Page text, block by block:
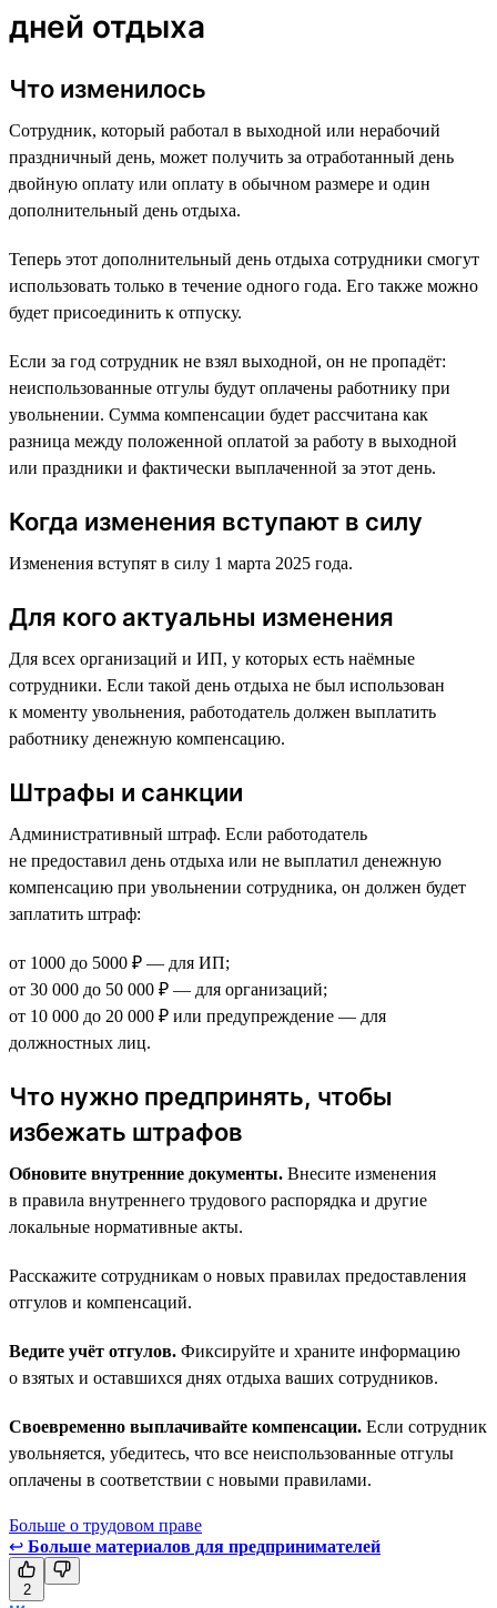
дней отдыха
Что изменилось
Сотрудник, который работал в выходной или нерабочий
праздничный день, может получить за отработанный день
двойную оплату или оплату в обычном размере и один
дополнительный день отдыха.
Теперь этот дополнительный день отдыха сотрудники смогут
использовать только в течение одного года. Его также можно
будет присоединить к отпуску.
Если за год сотрудник не взял выходной, он не пропадёт:
неиспользованные отгулы будут оплачены работнику при
увольнении. Сумма компенсации будет рассчитана как
разница между положенной оплатой за работу в выходной
или праздники и фактически выплаченной за этот день.
Когда изменения вступают в силу
Изменения вступят в силу 1 марта 2025 года.
Для кого актуальны изменения
Для всех организаций и ИП, у которых есть наёмные
сотрудники. Если такой день отдыха не был использован
к моменту увольнения, работодатель должен выплатить
работнику денежную компенсацию.
Штрафы и санкции
Административный штраф. Если работодатель
не предоставил день отдыха или не выплатил денежную
компенсацию при увольнении сотрудника, он должен будет
заплатить штраф:
от 1000 до 5000 ₽ — для ИП;
от 30 000 до 50 000 ₽ — для организаций;
от 10 000 до 20 000 ₽ или предупреждение — для
должностных лиц.
Что нужно предпринять, чтобы
избежать штрафов
Обновите внутренние документы. Внесите изменения
в правила внутреннего трудового распорядка и другие
локальные нормативные акты.
Расскажите сотрудникам о новых правилах предоставления
отгулов и компенсаций.
Ведите учёт отгулов. Фиксируйте и храните информацию
о взятых и оставшихся днях отдыха ваших сотрудников.
Своевременно выплачивайте компенсации. Если сотрудник
увольняется, убедитесь, что все неиспользованные отгулы
оплачены в соответствии с новыми правилами.
Больше о трудовом праве
↩ Больше материалов для предпринимателей
2